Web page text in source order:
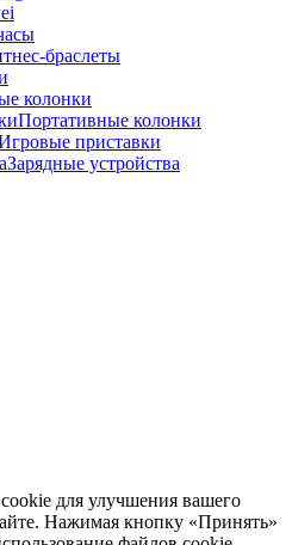
браслеты
колонки
Портативные колонки
приставки
Зарядные устройства
для улучшения вашего
Нажимая кнопку «Принять»